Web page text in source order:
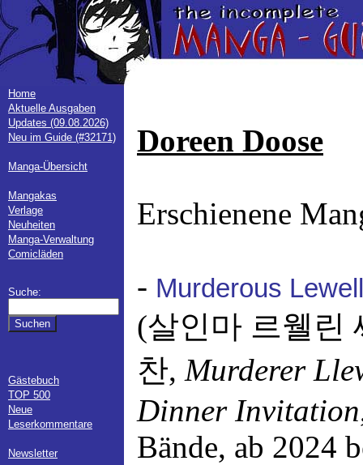
Home
Aktuelle Ausgaben
Updates (09.08.2026)
Neu im Guide (#32171)
Manga-Übersicht
Mangakas
Verlage
Neuheiten
Manga-Verwaltung
Comicläden
Suche:
Gästebuch
TOP 500
Neue
Leserkommentare
Newsletter
Doreen Doose
Erschienene
- Murderous
(살인마 르웰린
찬, Murderer
Dinner Invitation
Bände, ab 2024